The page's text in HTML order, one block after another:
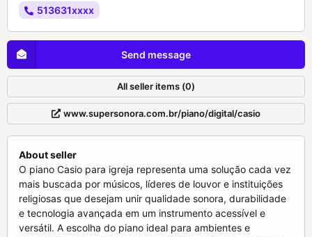
513631xxxx
Send message
All seller items (0)
www.supersonora.com.br/piano/digital/casio
About seller
O piano Casio para igreja representa uma solução cada vez mais buscada por músicos, líderes de louvor e instituições religiosas que desejam unir qualidade sonora, durabilidade e tecnologia avançada em um instrumento acessível e versátil. A escolha do piano ideal para ambientes e repertórios de igreja passa por critérios exigentes que vão além do simples timbre, envolvendo experiência tátil, polifonia, capacidade de simular nuances acústicas reais e facilidades digitais que integram-se ao fluxo dinâmico de ensaios e cultos. Equipados com recursos como o AiR Sound Source e a ação de martelo Tri-sensor Scaled Hammer Action, os modelos Casio, especialmente das linhas Privia, Celviano e CDP, têm se destacado por oferecer eficiência sonora e interpretativa para igrejas de diversos portes e estilos musicais.Antes de explorarmos as características específicas que fazem do Casio uma das marcas mais recomendadas para igreja, é fundamental entender a complexidade da demanda do ambiente litúrgico: o piano deve atender tanto à necessidade técnica do pianista quanto ao impacto emocional do público, proporcionando uma experiência sonora fiel, dinâmica e envolvente. Vamos analisar como a tecnologia Casio se conecta diretamente com essas necessidades.Tecnologia Avançada para Expressividade e Realismo SonoroAiR Sound Source: A Alma dos Concertos na IgrejaO que diferencia o piano Casio para igreja é, incontestavelmente, o AiR (Acoustic and Intelligent Resonator) Sound Source. Trata-se de um sistema sofisticado que reproduz com precisão o timbre de pianos de concerto. Diferente das amostras convencionais, o AiR gera sons que evoluem organicamente a partir da profundidade da nota tocada, respeitando nuances de dinâmica e expressividade exigidas pela música litúrgica. Isso garante que sons graves possuam riqueza e textura, enquanto agudos brilhem sem perder o corpo característico do piano acústico. Para um pianista em igreja, essa qualidade significa transformar cada execução em uma verdadeira ambientação sonora, capaz de emocionar e inspirar a congregação.Multi-dimensional Morphing para Dinâmica Real e Transições SuavesUma das maiores dificuldades encontradas por músicos em ambientes ao vivo, como cultos e celebrações, é capturar as sutilezas da performance, do pianíssimo ao fortíssimo, sem saltos abruptos de timbre. A tecnologia Multi-dimensional Morphing do Casio responde a essa dor ao permitir transições fluidas entre diferentes camadas de som, simulando perfeitamente o comportamento acústico de um piano de cauda. Isso significa que a ressonância das cordas, o impacto do martelo e até mesmo as vibrações internas naturais são recriadas digitalmente, oferecendo um controle expressivo muito mais rico, necessário para músicas que envolvem variações emotivas e dinâmicas frequentes típicas no repertório de igreja.Tri-sensor Scaled Hammer Action: Tato e Resposta para Sensibilidade EmocionalO toque é parte indissociável da experiência pianística, e aqui entra o componente fundamental da Tri-sensor Scaled Hammer Action. Com três sensores posicionados estrategicamente para captar a velocidade e a profundidade de cada toque, o mecanismo replica com extrema fidelidade a sensação tátil do piano acústico, incluindo o comportamento do martelo e o peso progressivo das teclas. Para o pianista da igreja, isso traduz-se em capacidade maior para técnicas avançadas como legato, staccato e repetição rápida, essenciais para conduzir melodias de louvor e acompanhamento harmônico com máxima naturalidade e expressão.Ressonâncias Acústicas Detalhadas: String Resonance, Damper Resonance e Key Off EffectsPara dar ainda mais realismo, os pianos Casio para igreja incorporam simulações específicas de string resonance (ressonância das cordas), damper resonance (ressonância dos abafadores) e efeitos de key off. Esses elementos recriam o prolongamento e a interação vibracional das cordas como um piano acústico, proporcionando riqueza sonora no momento em que a tecla é liberada. Num contexto litúrgico, onde muitos momentos são marcados por músicas contemplativas ou interlúdios, essa profundidade sonora entrega uma atmosfera perfeita para reflexão, ora criando clima meditativo, ora intensificando passagens mais impactantes.Design, Portabilidade e Integração Tecnológica para Versatilidade em Cultos e EnsaiosA segunda face do problema dos músicos em igrejas está na infraestrutura e integração dos equipamentos. Muitas vezes o espaço é limitado, o transporte é frequente e as demandas por conectividade são altas. Os pianos Casio pensam nisso, unindo conforto, portabilidade e recursos conectivos.Compactação Inteligente sem Perda de Qualidade Sonora e MecânicaDiferente de pianos digitais tradicionais volumosos, vários modelos da linha Casio, especialmente os da série Privia e CDP, oferecem design ultrafino e leve, facilitando o transporte para cultos externos, reuniões de ministérios e até para uso residencial de músicos que moram em apartamentos. Esse formato compacto, aliado à estrutura robusta, não compromete o sistema de martelos nem a saída acústica, permitindo que o instrumento mantenha a potência necessária para arrepiar em um ambiente grande sem a necessidade de amplificação excessiva.Teclado com Toque "Ebony & Ivory": Conforto e RealismoOutro aspecto relevante para o uso prolongado em igreja é o contato físico com o instrumento. As teclas com revestimento do tipo Ebony & Ivory Feel simulam a textura natural do marfim e da madeira utilizada em pianos acústicos premium, reduzindo o suor e facilitando a execução mais precisa e confortável, principalmente durante performances longas ou sessões de estudo intensas. Pianistas e estudantes se beneficiam diretamente dessa característica, já que as mãos permanecem firmes e a resposta táctil é constante, evitando fadiga e erros de digitação.Bluetooth MIDI e Conectividade com o App Chordana: Amplificando Recursos para Educação e CriaçãoAlém da estrutura física e sonora, a conectividade representa um diferencial de peso. A presença de Bluetooth MIDI em modelos recentes possibilita a conexão sem fio com tablets, smartphones e computadores, abrindo um leque imenso para composição, gravação, produção de arranjos e aprendizado interativo. O aplicativo Chordana da Casio amplia essa experiência, permitindo controle total sobre o piano, edição de timbres e uso de ferramentas pedagógicas. Para ministérios musicais que trabalham em equipe, essa integração facilita ensaios adaptados, divisão de partes e gravação de setlists, otimizando o tempo e aprimorando a qualidade.Polifonia, Durabilidade e Manutenção: Garantias para Uso Contínuo em Ambiente de IgrejaO ritmo intenso de atividades em igrejas exige que o instrumento seja capaz de lidar com altos volumes de notas simultâneas e múltiplas apresentações consecutivas. Isso traz à tona demandas específicas de polifonia, resistência e facilidade de manutenção.Polifonia Elevada para Músicas Complexas e Acompanhamentos ElaboradosMuitas igrejas executam músicas que combinam linhas melódicas, harmonias densas e arranjos polifônicos complexos envolvendo teclado, órgão e outras vozes. Os pianos Casio para igreja normalmente oferecem polifonia de 192 vozes ou mais, conforme as especificações dos modelos avançados das linhas Privia e Celviano. Essa capacidade garante que notas sustentadas não sejam cortadas prematuramente, evitando clipes indesejados e perda da riqueza do arranjo—algo imprescindível para repertórios contemporâneos e clássicos usados nos cultos.Durabilidade da Construção e Componentes para Uso ContínuoO uso constante dos instrumentos em igrejas, incluindo transporte frequente e mudanças de ambientes, requer uma construção robusta. Casio emprega materiais resistentes na estrutura do teclado e carcaça, com mecanismos que suportam desgaste contínuo sem comprometer a resposta ou afinação. A ausência de partes móveis complexas encontradas em pianos acústicos também reduz a necessidade de ajustes constantes, uma vantagem valiosa para locais com suporte técnico limitado.Baixa Necessidade de Manutenção e Facilidade de ReparosOutro benefício prático é a quase inexistente necessidade de afinação tradicional, já que o som é digitalmente gerado. piano digital casio músicos e líderes de louvor da preocupação com oscilações sonoras por variações climáticas comuns em templos antigos. Pequenos reparos focam em conectividade e manutenção das teclas ou alto-falantes integrados, procedimentos simples e acessíveis em comparação com pianos acústicos convencionais, o que torna o Casio ideal para quem precisa de segurança de uso a longo prazo com custos controlados.Escolha de Modelos Casio para Igreja: Análise dos Principais SériesCompreender as diferenças entre as séries Casio auxilia na decisão do piano para atender às reais necessidades da igreja e seus músicos, equilibrando orçamento, funcionalidades e qualidade sonora.Privia: Portabilidade e Tecnologia Avançada para Pequenas e Médias IgrejasA linha Privia é reconhecida por oferecer o melhor custo-benefício com múltiplos recursos tecnológicos, destacando-se pela ação de martelo Tri-sensor e o AiR Sound Source com ressonâncias sofisticadas. Modelos como o Privia PX-870 trazem alto-falantes integrados potentes, polifonia de 256 vozes, tecla texturizada ebony & ivory e conectividade Bluetooth MIDI, recomendados para igrejas em espaços médios e músicos que precisam transportar o piano para eventos externos sem perder qualidade sonora.Celviano: A Linha Premium para Ambientes que Demandam Sonoridade de ConcertosPara igrejas maiores ou ministérios que buscam som verdadeiramente próximo ao piano de cauda acústico, a linha Celviano entrega uma experiência imersiva com amostras de piano de concerto e sistemas acústicos híbridos em modelos superiores. A ação mecânica é refinada para máxima precisão e toque natural, ideal para profissionais e estudantes avançados que realizam performances exigentes ou gravações litúrgicas com necessidade de alta fidelidade so